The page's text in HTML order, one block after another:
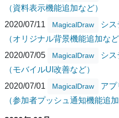
（資料表示機能追加など）
2020/07/11
MagicalDraw
シ
（オリジナル背景機能追加など
2020/07/05
MagicalDraw
シ
（モバイルUI改善など）
2020/07/01
MagicalDraw
ア
（参加者プッシュ通知機能追加